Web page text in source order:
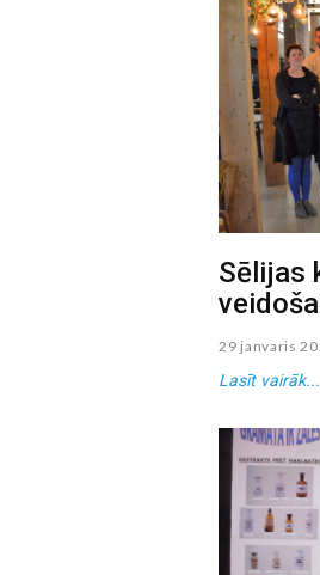
Sēlijas
29 janvaris
Lasīt vairāk...